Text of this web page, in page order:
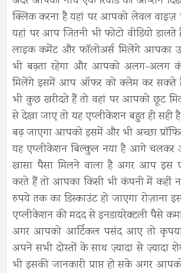
क्लिक करना है यहां पर आपको लेवल वाइज़
यहां पर आप जितनी भी फोटो वीडियो
लाइक कमेंट और फॉलोअर्स मिलेंगे आपका
भी बढ़ता रहेगा और आपको अलग-अलग
मिलेंगे इसमें आप ऑफर को क्लेम कर सकते
भी कुछ खरीदते हैं तो वहां पर आपको छूट
से देखा जाए तो यह एप्लीकेशन बहुत ही
बढ़ जाएगा आपको इसमें और भी अच्छा
यह एप्लीकेशन बिल्कुल नया है आगे चलकर
खासा पैसा मिलने वाला है अगर आप इस
करते हैं तो आपका किसी भी कंपनी में कहीं
रुपये तक का डिस्काउंट हो जाएगा
एप्लीकेशन की मदद से इनडायरेक्टली पैसे
अगर आपको आर्टिकल पसंद आए तो
अपने सभी दोस्तों के साथ ज़्यादा से ज़्यादा
भी इसकी जानकारी प्राप्त हो सके अगर